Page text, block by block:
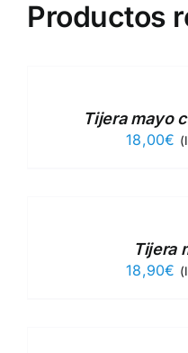
Productos
Tijera mayo
18,00€
Tijera
18,90€